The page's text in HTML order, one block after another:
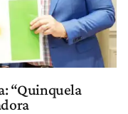
“Quinquela